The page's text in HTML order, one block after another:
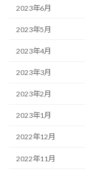
2023年6月
2023年5月
2023年4月
2023年3月
2023年2月
2023年1月
2022年12月
2022年11月